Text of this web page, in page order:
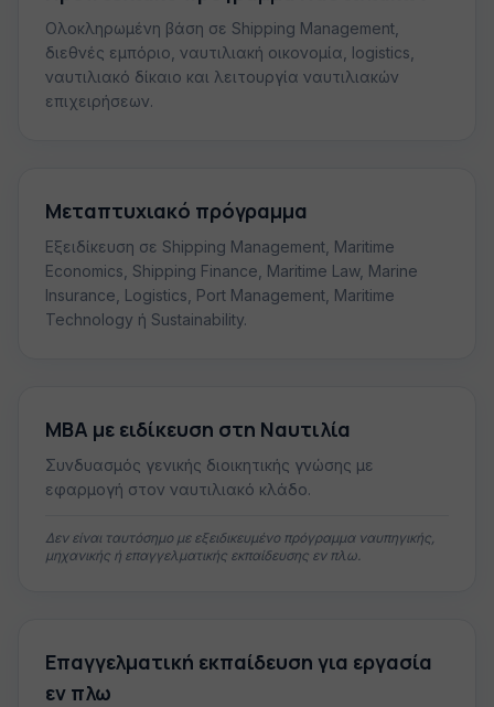
Ολοκληρωμένη βάση σε Shipping Management,
διεθνές εμπόριο, ναυτιλιακή οικονομία, logistics,
ναυτιλιακό δίκαιο και λειτουργία ναυτιλιακών
επιχειρήσεων.
Μεταπτυχιακό πρόγραμμα
Εξειδίκευση σε Shipping Management, Maritime
Economics, Shipping Finance, Maritime Law, Marine
Insurance, Logistics, Port Management, Maritime
Technology ή Sustainability.
MBA με ειδίκευση στη Ναυτιλία
Συνδυασμός γενικής διοικητικής γνώσης με
εφαρμογή στον ναυτιλιακό κλάδο.
Δεν είναι ταυτόσημο με εξειδικευμένο πρόγραμμα ναυπηγικής,
μηχανικής ή επαγγελματικής εκπαίδευσης εν πλω.
Επαγγελματική εκπαίδευση για εργασία
εν πλω